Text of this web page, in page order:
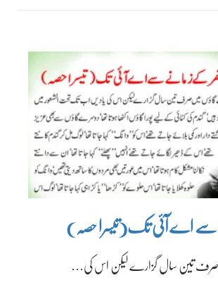
سے اے آئی تک(تیسرا حصہ)
تین سال گزارے لیکن اس کی…